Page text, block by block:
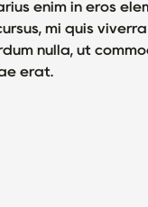
enim in eros
mi quis
nulla, ut
erat.